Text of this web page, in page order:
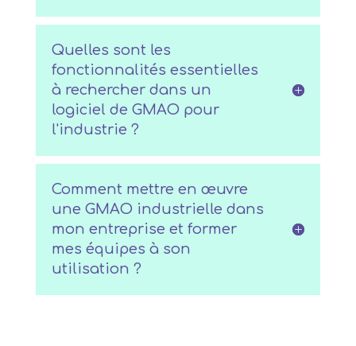
Quelles sont les
fonctionnalités essentielles
à rechercher dans un
logiciel de GMAO pour
l'industrie ?
Comment mettre en œuvre
une GMAO industrielle dans
mon entreprise et former
mes équipes à son
utilisation ?